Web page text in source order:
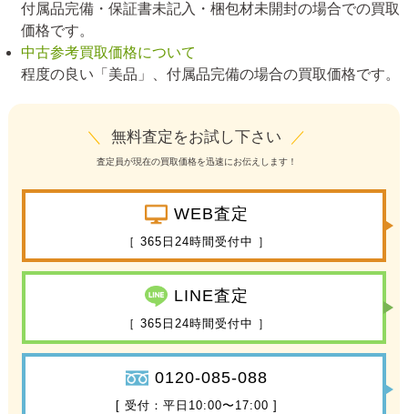
付属品完備・保証書未記入・梱包材未開封の場合での買取
価格です。
中古参考買取価格について
程度の良い「美品」、付属品完備の場合の買取価格です。
＼ 無料査定をお試し下さい ／
査定員が現在の買取価格を迅速にお伝えします！
WEB査定
［ 365日24時間受付中 ］
LINE査定
［ 365日24時間受付中 ］
0120-085-088
[ 受付：平日10:00〜17:00 ]